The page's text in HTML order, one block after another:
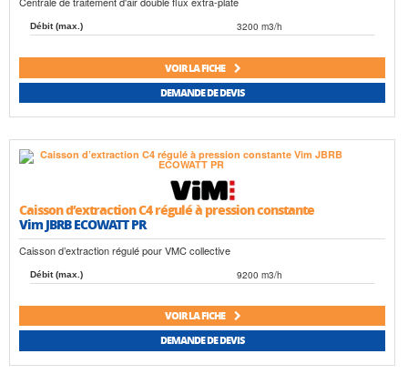
Débit (max.) 3200 m3/h
VOIR LA FICHE
DEMANDE DE DEVIS
Caisson d’extraction C4 régulé à pression constante
Vim JBRB ECOWATT PR
Caisson d’extraction régulé pour VMC collective
Débit (max.) 9200 m3/h
VOIR LA FICHE
DEMANDE DE DEVIS